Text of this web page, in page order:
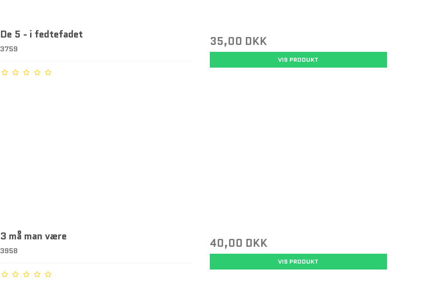
De 5 - i fedtefadet
3759 35,00 DKK
VIS PRODUKT
3 må man være
3958 40,00 DKK
VIS PRODUKT